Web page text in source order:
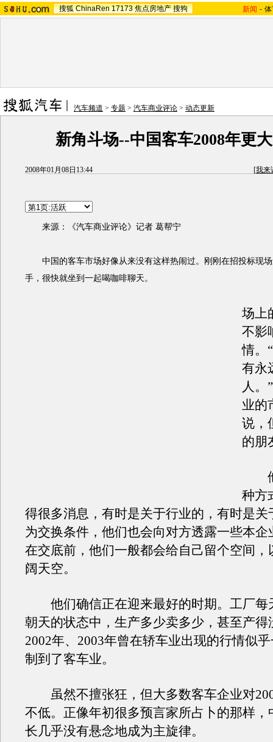
搜狐 ChinaRen 17173 焦点房地产 搜狗 新闻 -
汽车频道 > 专题 > 汽车商业评论 > 动态更新
新角斗场--中国客车2008年更
2008年01月08日13:44 [我来
来源：《汽车商业评论》记者 葛帮宁
中国的客车市场好像从来没有这样热闹过。刚刚在招投标现场
手，很快就坐到一起喝咖啡聊天。
场上
不影
情。
有永
人。
业的
说，
的朋
他
种方
得很多消息，有时是关于行业的，有时是关
为交换条件，他们也会向对方透露一些本企
在交底前，他们一般都会给自己留个空间，
阔天空。
他们确信正在迎来最好的时期。工厂每
朝天的状态中，生产多少卖多少，甚至产得
2002年、2003年曾在轿车业出现的行情似
制到了客车业。
虽然不擅张狂，但大多数客车企业对
不低。正像年初很多预言家所占卜的那样，
长几乎没有悬念地成为主旋律。